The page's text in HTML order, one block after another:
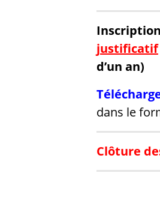
justificatif
d’un an)
dans le
Clôture